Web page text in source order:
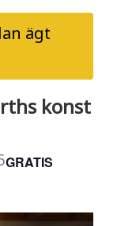
ägt
konst
GRATIS